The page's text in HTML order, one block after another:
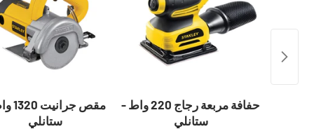
حفافة مربعة رجاج 220 واط -
ستانلي
مقص
ستانلي